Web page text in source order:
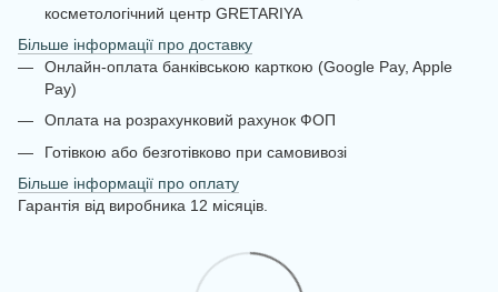
косметологічний центр GRETARIYA
Більше інформації про доставку
Онлайн-оплата банківською карткою (Google Pay, Apple
Pay)
Оплата на розрахунковий рахунок ФОП
Готівкою або безготівково при самовивозі
Більше інформації про оплату
Гарантія від виробника 12 місяців.